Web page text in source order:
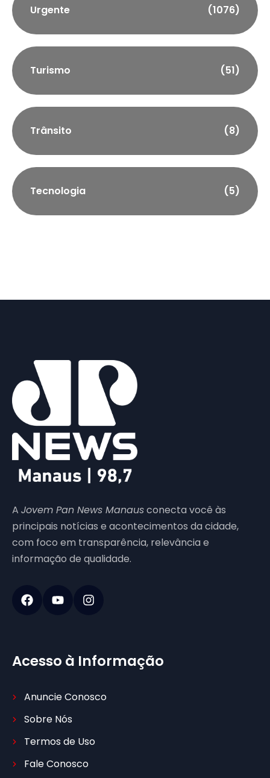
Urgente (1076)
Turismo (51)
Trânsito (8)
Tecnologia (5)
A Jovem Pan News Manausconecta você às
principais notícias e acontecimentos da cidade,
com foco em transparência, relevância e
informação de qualidade.
Acesso à Informação
Anuncie Conosco
Sobre Nós
Termos de Uso
Fale Conosco